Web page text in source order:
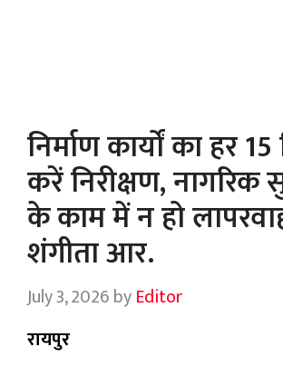
निर्माण कार्यों का हर
करें निरीक्षण,
के काम में न हो
शंगीता आर.
July 3, 2026byEditor
रायपुर